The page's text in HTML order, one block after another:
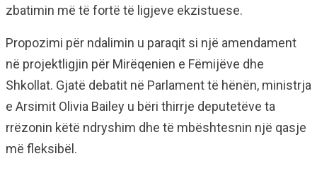
zbatimin më të fortë të ligjeve ekzistuese.
Propozimi për ndalimin u paraqit si një amendament
në projektligjin për Mirëqenien e Fëmijëve dhe
Shkollat. Gjatë debatit në Parlament të hënën, ministrja
e Arsimit Olivia Bailey u bëri thirrje deputetëve ta
rrëzonin këtë ndryshim dhe të mbështesnin një qasje
më fleksibël.